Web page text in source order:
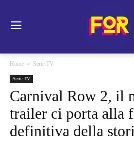
Home Serie TV
Serie TV
Carnival Row 2, il
trailer ci porta alla
definitiva della